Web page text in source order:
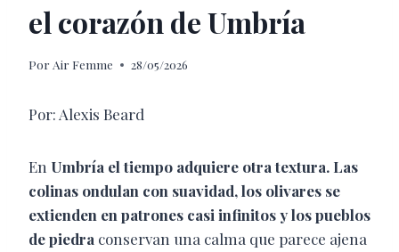
el corazón de Umbría
Por Air Femme 28/05/2026
Por: Alexis Beard
En Umbría el tiempo adquiere otra textura. Las
colinas ondulan con suavidad, los olivares se
extienden en patrones casi infinitos y los pueblos
de piedra conservan una calma que parece ajena